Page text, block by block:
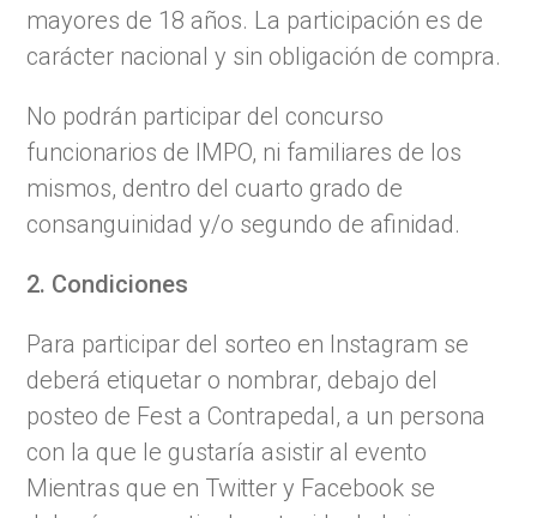
mayores de 18 años. La participación es de
carácter nacional y sin obligación de compra.
No podrán participar del concurso
funcionarios de IMPO, ni familiares de los
mismos, dentro del cuarto grado de
consanguinidad y/o segundo de afinidad.
2. Condiciones
Para participar del sorteo en Instagram se
deberá etiquetar o nombrar, debajo del
posteo de Fest a Contrapedal, a un persona
con la que le gustaría asistir al evento
Mientras que en Twitter y Facebook se